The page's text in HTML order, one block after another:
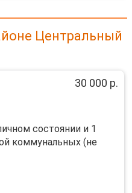
Центральный
30 000 р.
состоянии и 1
коммунальных (не